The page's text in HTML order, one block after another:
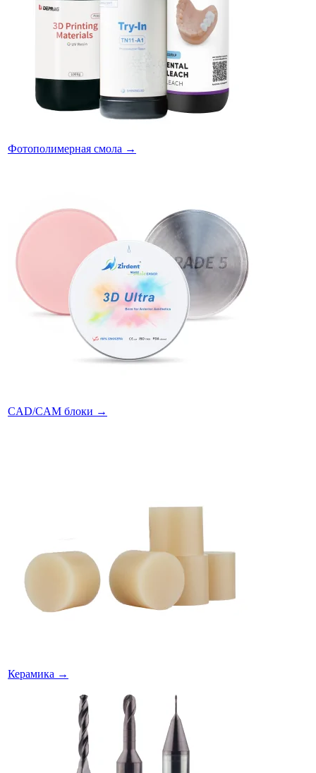
Фотополимерная смола →
CAD/CAM блоки →
Керамика →